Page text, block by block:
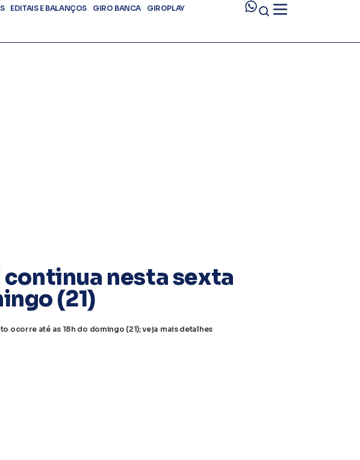
EDITAIS E BALANÇOS GIRO BANCA GIROPLAY
nesta sexta
(21)
ocorre até as 18h do domingo (21); veja mais detalhes